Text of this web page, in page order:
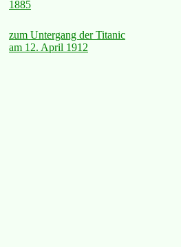
1885
zum Untergang der Titanic
am 12. April 1912